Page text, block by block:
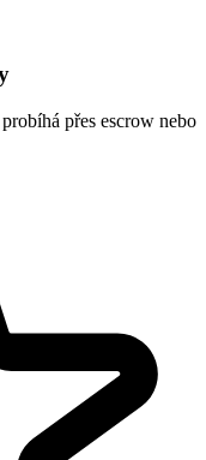
přes escrow nebo